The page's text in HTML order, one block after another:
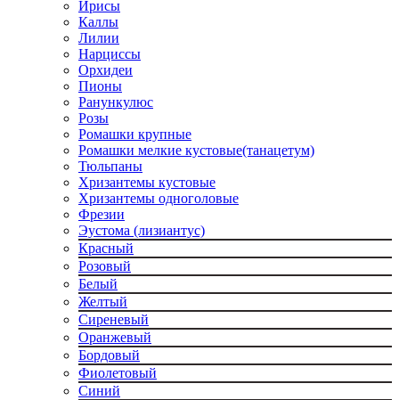
Ирисы
Каллы
Лилии
Нарциссы
Орхидеи
Пионы
Ранункулюс
Розы
Ромашки крупные
Ромашки мелкие кустовые(танацетум)
Тюльпаны
Хризантемы кустовые
Хризантемы одноголовые
Фрезии
Эустома (лизиантус)
Красный
Розовый
Белый
Желтый
Сиреневый
Оранжевый
Бордовый
Фиолетовый
Синий